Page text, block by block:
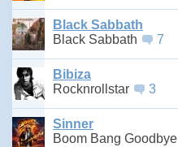
Black Sabbath
Black Sabbath
7
Bibiza
Rocknrollstar
3
Sinner
Boom Bang Goodbye